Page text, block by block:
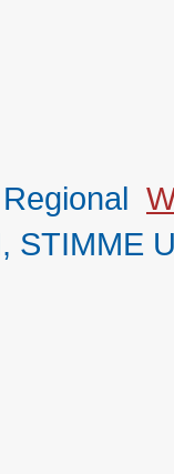
Regional
STIMME